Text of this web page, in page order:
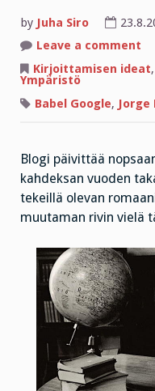
by Juha Siro
Leave a comment
Kirjoittamisen ideat,
Ympäristö
Babel Google, Jorge
Blogi päivittää
kahdeksan vuoden
tekeillä olevan
muutaman rivin vielä